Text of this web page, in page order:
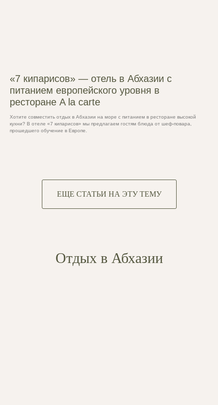
«7 кипарисов» — отель в Абхазии с
питанием европейского уровня в
ресторане A la carte
Хотите совместить отдых в Абхазии на море с питанием в ресторане высокой
кухни? В отеле «7 кипарисов» мы предлагаем гостям блюда от шеф-повара,
прошедшего обучение в Европе.
ЕЩЕ СТАТЬИ НА ЭТУ ТЕМУ
Отдых в Абхазии